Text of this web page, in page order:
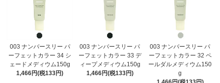
003 ナンバースリー パ
ーフェットカラー 34 シ
ェードメディウム150g
1,466円(税133円)
003 ナンバースリー パ
ーフェットカラー 33 デ
ィープメディウム150g
1,466円(税133円)
003 ナンバースリー パ
ーフェットカラー 32 ペ
ールダルメディウム150
g